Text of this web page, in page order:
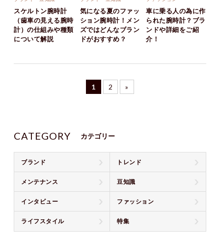
スケルトン腕時計
（歯車の見える腕時
計）の仕組みや種類
について解説
気になる夏のファッ
ション腕時計！メン
ズではどんなブラン
ドがおすすめ？
車に乗る人の為に作
られた腕時計？ブラ
ンドや詳細をご紹
介！
1 2 »
CATEGORY カテゴリー
ブランド トレンド
メンテナンス 豆知識
インタビュー ファッション
ライフスタイル 特集